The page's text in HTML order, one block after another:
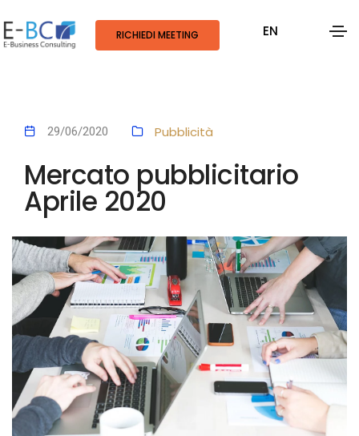
RICHIEDI MEETING EN
29/06/2020 Pubblicità
Mercato pubblicitario
Aprile 2020